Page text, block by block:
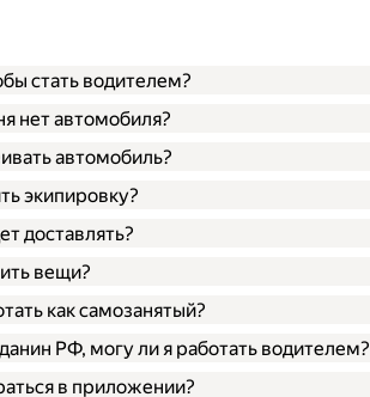
стать водителем?
нет автомобиля?
автомобиль?
экипировку?
доставлять?
вещи?
как самозанятый?
РФ, могу ли я работать водителем?
в приложении?